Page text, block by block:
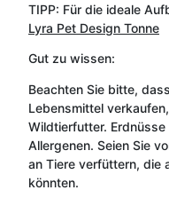
TIPP: Für die ideale
Lyra Pet Design Tonne
Gut zu wissen:
Beachten Sie bitte,
Lebensmittel
Wildtierfutter.
Allergenen. Seien Sie
an Tiere verfüttern, die
könnten.